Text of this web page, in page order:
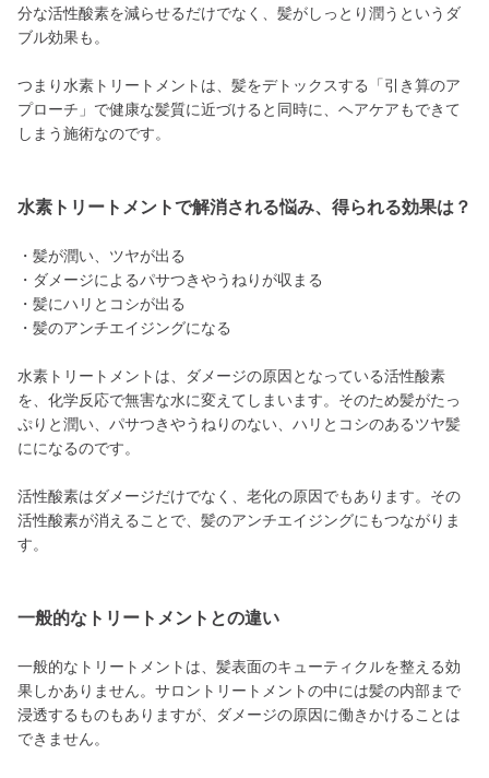
分な活性酸素を減らせるだけでなく、髪がしっとり潤うというダ
ブル効果も。
つまり水素トリートメントは、髪をデトックスする「引き算のア
プローチ」で健康な髪質に近づけると同時に、ヘアケアもできて
しまう施術なのです。
水素トリートメントで解消される悩み、得られる効果は？
・髪が潤い、ツヤが出る
・ダメージによるパサつきやうねりが収まる
・髪にハリとコシが出る
・髪のアンチエイジングになる
水素トリートメントは、ダメージの原因となっている活性酸素
を、化学反応で無害な水に変えてしまいます。そのため髪がたっ
ぷりと潤い、パサつきやうねりのない、ハリとコシのあるツヤ髪
にになるのです。
活性酸素はダメージだけでなく、老化の原因でもあります。その
活性酸素が消えることで、髪のアンチエイジングにもつながりま
す。
一般的なトリートメントとの違い
一般的なトリートメントは、髪表面のキューティクルを整える効
果しかありません。サロントリートメントの中には髪の内部まで
浸透するものもありますが、ダメージの原因に働きかけることは
できません。